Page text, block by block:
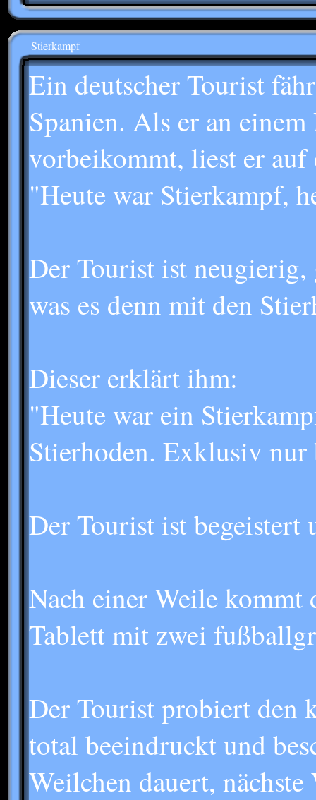
Stierkampf
Ein deutscher Tourist
Spanien. Als er an einem
vorbeikommt, liest er
"Heute war Stierkampf,
Der Tourist ist
was es denn mit den
Dieser erklärt ihm:
"Heute war ein
Stierhoden. Exklusiv
Der Tourist ist begeistert
Nach einer Weile
Tablett mit zwei
Der Tourist probiert den
total beeindruckt und
Weilchen dauert,